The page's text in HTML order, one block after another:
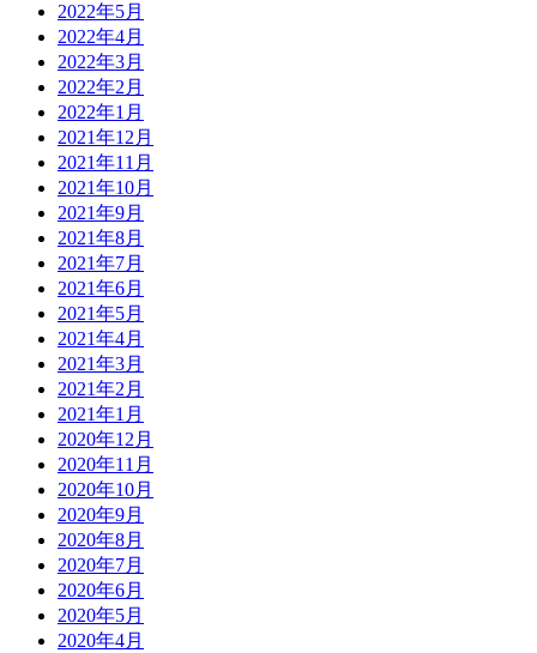
2022年5月
2022年4月
2022年3月
2022年2月
2022年1月
2021年12月
2021年11月
2021年10月
2021年9月
2021年8月
2021年7月
2021年6月
2021年5月
2021年4月
2021年3月
2021年2月
2021年1月
2020年12月
2020年11月
2020年10月
2020年9月
2020年8月
2020年7月
2020年6月
2020年5月
2020年4月